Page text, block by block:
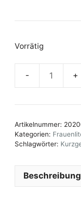
Vorrätig
Artikelnummer:
Kategorien:
Schlagwörter:
Beschreibung